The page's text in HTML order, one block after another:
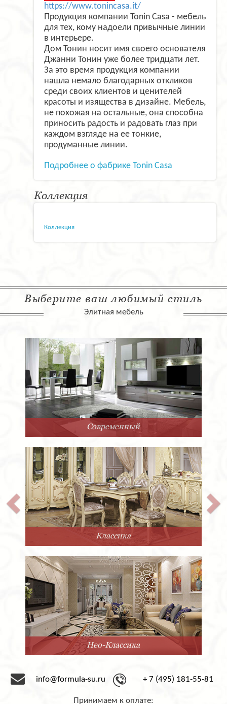
https://www.tonincasa.it/
Продукция компании Tonin Casa - мебель
для тех, кому надоели привычные линии
в интерьере.
Дом Тонин носит имя своего основателя
Джанни Тонин уже более тридцати лет.
За это время продукция компании
нашла немало благодарных откликов
среди своих клиентов и ценителей
красоты и изящества в дизайне. Мебель,
не похожая на остальные, она способна
приносить радость и радовать глаз при
каждом взгляде на ее тонкие,
продуманные линии.
Подробнее о фабрике Tonin Casa
Коллекция
Коллекция
Выберите ваш любимый стиль
Элитная мебель
Прованс
Минимализм
info@formula-su.ru + 7 (495) 181-55-81
Принимаем к оплате: